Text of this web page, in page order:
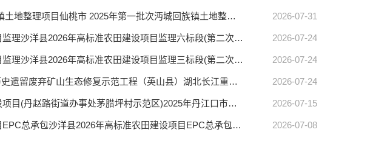
【仙桃市中心】仙桃市 2025年第一批次沔城回族镇土地整理项目仙桃市 2025年第一批次沔城回族镇土地整理项目中标结果公告(标段编号HBXT-202606GT-005001001) 2026-07-31
【沙洋县中心】沙洋县2026年高标准农田建设项目监理沙洋县2026年高标准农田建设项目监理六标段(第二次)中标结果公告(标段编号HBSH-202605GT-002001012) 2026-07-24
【沙洋县中心】沙洋县2026年高标准农田建设项目监理沙洋县2026年高标准农田建设项目监理三标段(第二次)中标结果公告(标段编号HBSH-202605GT-002001011) 2026-07-24
【英山县中心】湖北长江重点生态区大别山南麓历史遗留废弃矿山生态修复示范工程（英山县）湖北长江重点生态区大别山南麓历史遗留废弃矿山生态修复示范工程（英山县）中标结果公告(标段编号HBYS-202606GT-001001001) 2026-07-24
【丹江口市中心】2025年丹江口市高标准农田建设项目(丹赵路街道办事处茅腊坪村示范区)2025年丹江口市高标准农田建设项目(丹赵路街道办事处茅腊坪村示范区)中标结果公告(标段编号HBDJ-202606GT-001001001) 2026-07-15
【沙洋县中心】沙洋县2026年高标准农田建设项目EPC总承包沙洋县2026年高标准农田建设项目EPC总承包二标段中标结果公告(标段编号HBSH-202605GT-001001002) 2026-07-08